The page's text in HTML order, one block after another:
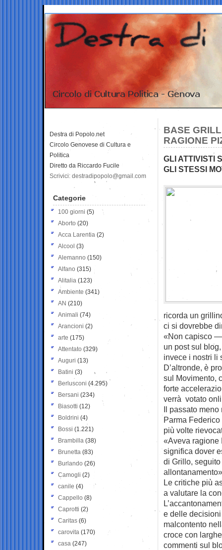
BASE
RAGIONE
GLI ATTIVISTI
GLI STESSI
ricorda un
ci si dovrebbe
«Non capisco —
un post sul
invece i nostri li
D’altronde, è
sul Movimento,
forte
verrà votato
Il passato
Parma
più volte
«Aveva ragione
significa dover
di Grillo,
Le critiche più
a valutare la
e delle
malcontento
croce con
commenti sul
Destra di Popolo.net
Circolo Genovese di Cultura e
Politica
Diretto da Riccardo Fucile
Scrivici: destradipopolo@gmail.com
Categorie
100 giorni (5)
Aborto (20)
Acca Larentia (2)
Alcool (3)
Alemanno (150)
Alfano (315)
Alitalia (123)
Ambiente (341)
AN (210)
Animali (74)
Arancioni (2)
arte (175)
Attentato (329)
Auguri (13)
Batini (3)
Berlusconi (4.295)
Bersani (234)
Biasotti (12)
Boldrini (4)
Bossi (1.221)
Brambilla (38)
Brunetta (83)
Burlando (26)
Camogli (2)
canile (4)
Cappello (8)
Caprotti (2)
Caritas (6)
carovita (170)
casa (247)